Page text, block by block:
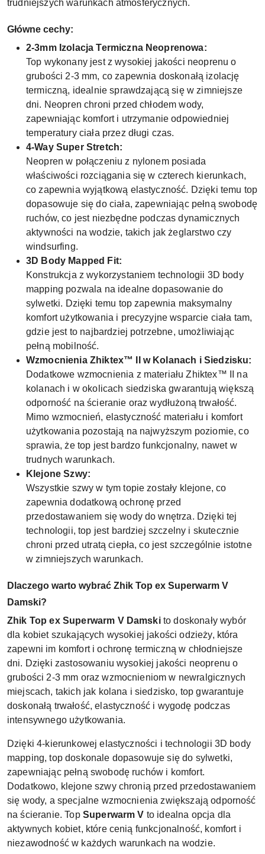
trudniejszych warunkach atmosferycznych.
Główne cechy:
2-3mm Izolacja Termiczna Neoprenowa:
Top wykonany jest z wysokiej jakości neoprenu o
grubości 2-3 mm, co zapewnia doskonałą izolację
termiczną, idealnie sprawdzającą się w zimniejsze
dni. Neopren chroni przed chłodem wody,
zapewniając komfort i utrzymanie odpowiedniej
temperatury ciała przez długi czas.
4-Way Super Stretch:
Neopren w połączeniu z nylonem posiada
właściwości rozciągania się w czterech kierunkach,
co zapewnia wyjątkową elastyczność. Dzięki temu top
dopasowuje się do ciała, zapewniając pełną swobodę
ruchów, co jest niezbędne podczas dynamicznych
aktywności na wodzie, takich jak żeglarstwo czy
windsurfing.
3D Body Mapped Fit:
Konstrukcja z wykorzystaniem technologii 3D body
mapping pozwala na idealne dopasowanie do
sylwetki. Dzięki temu top zapewnia maksymalny
komfort użytkowania i precyzyjne wsparcie ciała tam,
gdzie jest to najbardziej potrzebne, umożliwiając
pełną mobilność.
Wzmocnienia Zhiktex™ II w Kolanach i Siedzisku:
Dodatkowe wzmocnienia z materiału Zhiktex™ II na
kolanach i w okolicach siedziska gwarantują większą
odporność na ścieranie oraz wydłużoną trwałość.
Mimo wzmocnień, elastyczność materiału i komfort
użytkowania pozostają na najwyższym poziomie, co
sprawia, że top jest bardzo funkcjonalny, nawet w
trudnych warunkach.
Klejone Szwy:
Wszystkie szwy w tym topie zostały klejone, co
zapewnia dodatkową ochronę przed
przedostawaniem się wody do wnętrza. Dzięki tej
technologii, top jest bardziej szczelny i skutecznie
chroni przed utratą ciepła, co jest szczególnie istotne
w zimniejszych warunkach.
Dlaczego warto wybrać Zhik Top ex Superwarm V
Damski?
Zhik Top ex Superwarm V Damskito doskonały wybór
dla kobiet szukających wysokiej jakości odzieży, która
zapewni im komfort i ochronę termiczną w chłodniejsze
dni. Dzięki zastosowaniu wysokiej jakości neoprenu o
grubości 2-3 mm oraz wzmocnieniom w newralgicznych
miejscach, takich jak kolana i siedzisko, top gwarantuje
doskonałą trwałość, elastyczność i wygodę podczas
intensywnego użytkowania.
Dzięki 4-kierunkowej elastyczności i technologii 3D body
mapping, top doskonale dopasowuje się do sylwetki,
zapewniając pełną swobodę ruchów i komfort.
Dodatkowo, klejone szwy chronią przed przedostawaniem
się wody, a specjalne wzmocnienia zwiększają odporność
na ścieranie. Top Superwarm V to idealna opcja dla
aktywnych kobiet, które cenią funkcjonalność, komfort i
niezawodność w każdych warunkach na wodzie.